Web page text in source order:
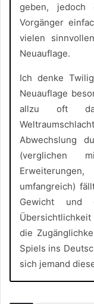
geben,
Vorgänger
vielen
Neuauflage.
Ich denke
Neuauflage
allzu oft
Abwechslung
(verglichen
umfangreich)
Gewicht und
die
Spiels ins
sich jemand